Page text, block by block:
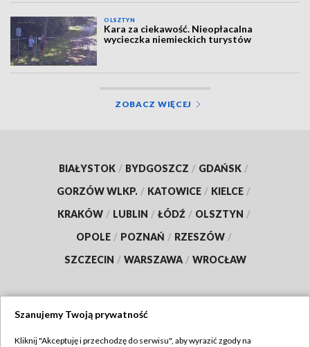
OLSZTYN
Kara za ciekawość. Nieopłacalna
wycieczka niemieckich turystów
ZOBACZ WIĘCEJ
BIAŁYSTOK / BYDGOSZCZ / GDAŃSK /
GORZÓW WLKP. / KATOWICE / KIELCE /
KRAKÓW / LUBLIN / ŁÓDŹ / OLSZTYN /
OPOLE / POZNAŃ / RZESZÓW /
SZCZECIN / WARSZAWA / WROCŁAW
Szanujemy Twoją prywatność
Kliknij "Akceptuję i przechodzę do serwisu", aby wyrazić zgody na